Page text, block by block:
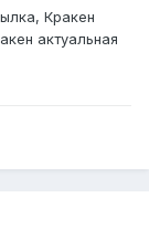
Кракен
актуальная